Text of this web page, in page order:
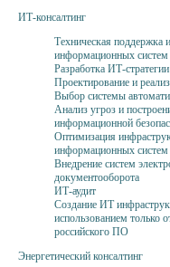
ИТ-консалтинг
Техническая поддержка
информационных систем
Разработка ИТ-стратегии
Проектирование и
Выбор системы
Анализ угроз и
информационной
Оптимизация
информационных систем
Внедрение систем
документооборота
ИТ-аудит
Создание ИТ
использованием только
российского ПО
Энергетический консалтинг